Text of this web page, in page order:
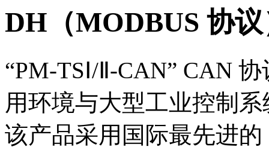
DH（MODBUS 协
“PM-TSⅠ/Ⅱ-CAN” CAN
用环境与大型工业控制
该产品采用国际最先进